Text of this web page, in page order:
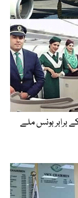
برابر بونس ملے